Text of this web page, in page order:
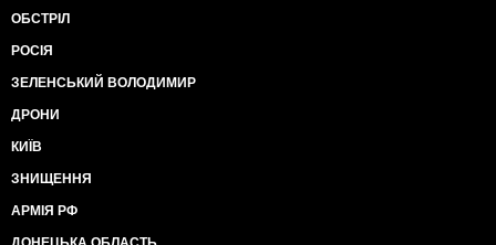
ОБСТРІЛ
РОСІЯ
ЗЕЛЕНСЬКИЙ ВОЛОДИМИР
ДРОНИ
КИЇВ
ЗНИЩЕННЯ
АРМІЯ РФ